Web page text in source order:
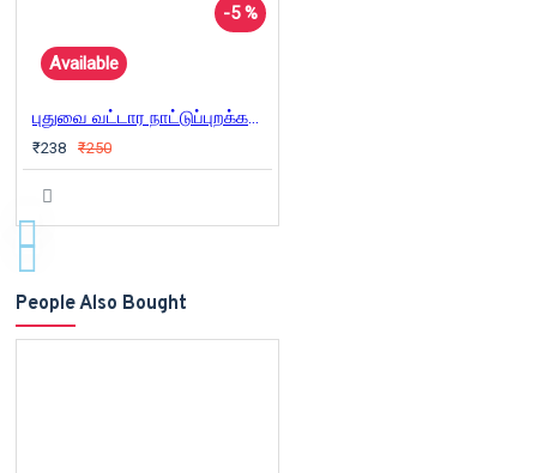
-5 %
Available
புதுவை வட்டார நாட்டுப்புறக்கதைகள்
₹238 ₹250
People Also Bought